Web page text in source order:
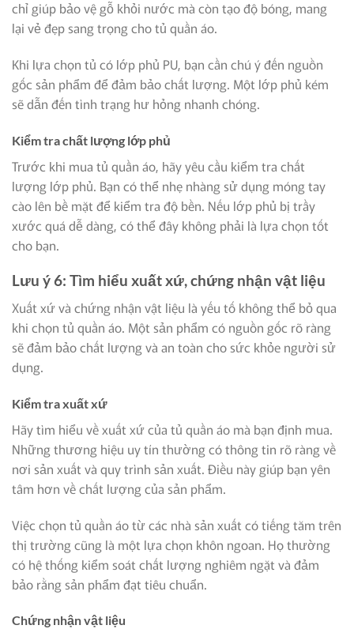
chỉ giúp bảo vệ gỗ khỏi nước mà còn tạo độ bóng, mang
lại vẻ đẹp sang trọng cho tủ quần áo.
Khi lựa chọn tủ có lớp phủ PU, bạn cần chú ý đến nguồn
gốc sản phẩm để đảm bảo chất lượng. Một lớp phủ kém
sẽ dẫn đến tình trạng hư hỏng nhanh chóng.
Kiểm tra chất lượng lớp phủ
Trước khi mua tủ quần áo, hãy yêu cầu kiểm tra chất
lượng lớp phủ. Bạn có thể nhẹ nhàng sử dụng móng tay
cào lên bề mặt để kiểm tra độ bền. Nếu lớp phủ bị trầy
xước quá dễ dàng, có thể đây không phải là lựa chọn tốt
cho bạn.
Lưu ý 6: Tìm hiểu xuất xứ, chứng nhận vật liệu
Xuất xứ và chứng nhận vật liệu là yếu tố không thể bỏ qua
khi chọn tủ quần áo. Một sản phẩm có nguồn gốc rõ ràng
sẽ đảm bảo chất lượng và an toàn cho sức khỏe người sử
dụng.
Kiểm tra xuất xứ
Hãy tìm hiểu về xuất xứ của tủ quần áo mà bạn định mua.
Những thương hiệu uy tín thường có thông tin rõ ràng về
nơi sản xuất và quy trình sản xuất. Điều này giúp bạn yên
tâm hơn về chất lượng của sản phẩm.
Việc chọn tủ quần áo từ các nhà sản xuất có tiếng tăm trên
thị trường cũng là một lựa chọn khôn ngoan. Họ thường
có hệ thống kiểm soát chất lượng nghiêm ngặt và đảm
bảo rằng sản phẩm đạt tiêu chuẩn.
Chứng nhận vật liệu